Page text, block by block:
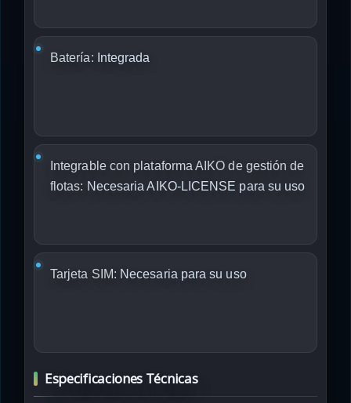
Batería: Integrada
Integrable con plataforma AIKO de gestión de
flotas: Necesaria AIKO-LICENSE para su uso
Tarjeta SIM: Necesaria para su uso
Especificaciones Técnicas